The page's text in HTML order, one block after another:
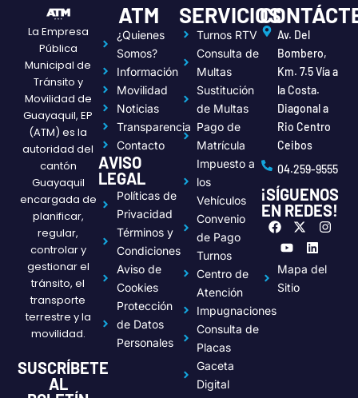
La Empresa
Pública
Municipal de
Tránsito y
Movilidad de
Guayaquil, EP
(ATM) es la
autoridad del
cantón
Guayaquil
encargada de
planificar,
regular,
controlar y
gestionar el
tránsito, el
transporte
terrestre y la
movilidad.
SUSCRÍBETE
AL
ATM
¿Quienes
Somos?
Información
Movilidad
Noticias
Transparencia
Contacto
AVISO
LEGAL
Políticas de
Privacidad
Términos y
Condiciones
Aviso de
Cookies
Protección
de Datos
Personales
SERVICIOS
Turnos RTV
Consulta de
Multas
Sustitución
de Multas
Pago de
Matrícula
Impuesto a
los
Vehículos
Convenio
de Pago
Turnos
Centro de
Atención
Impugnaciones
Consulta de
Placas
Gaceta
Digital
Av. Del
Bombero,
Km. 7.5 Vía a
la Costa.
Diagonal a
Rio Centro
Ceibos
04.259-9555
¡SÍGUENOS
EN REDES!
F
a
c
e
b
o
k
X
-
i
t
I
n
t
a
Y
u
t
u
b
n
k
e
Mapa del
Sitio